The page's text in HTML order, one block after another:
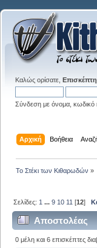
Καλώς ορίσατε,
Σύνδεση με όνομα, κωδικό
Αρχική Βοήθεια
Το Στέκι των Κιθαρωδών »
Σελίδες: 1 ...9 10 11 [12]
Αποστολέας
0 μέλη και 6 επισκέπτες